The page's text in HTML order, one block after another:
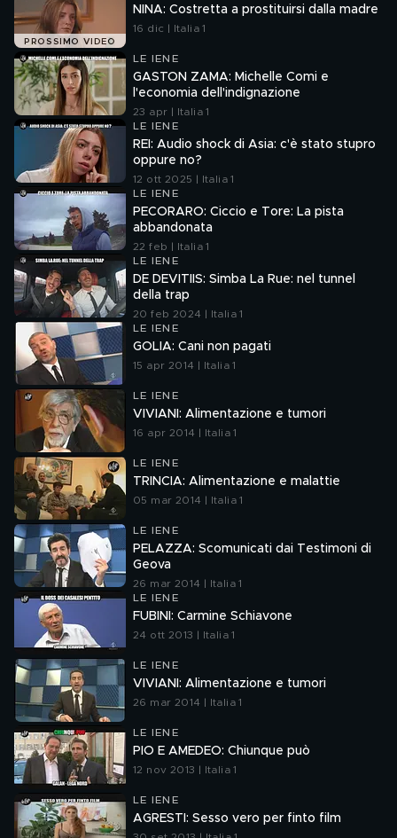
PROSSIMO VIDEO
NINA: Costretta a prostituirsi dalla madre
16 dic | Italia 1
LE IENE
GASTON ZAMA: Michelle Comi e
l'economia dell'indignazione
23 apr | Italia 1
LE IENE
REI: Audio shock di Asia: c'è stato stupro
oppure no?
12 ott 2025 | Italia 1
LE IENE
PECORARO: Ciccio e Tore: La pista
abbandonata
22 feb | Italia 1
LE IENE
DE DEVITIIS: Simba La Rue: nel tunnel
della trap
20 feb 2024 | Italia 1
LE IENE
GOLIA: Cani non pagati
15 apr 2014 | Italia 1
LE IENE
VIVIANI: Alimentazione e tumori
16 apr 2014 | Italia 1
LE IENE
TRINCIA: Alimentazione e malattie
05 mar 2014 | Italia 1
LE IENE
PELAZZA: Scomunicati dai Testimoni di
Geova
26 mar 2014 | Italia 1
LE IENE
FUBINI: Carmine Schiavone
24 ott 2013 | Italia 1
LE IENE
VIVIANI: Alimentazione e tumori
26 mar 2014 | Italia 1
LE IENE
PIO E AMEDEO: Chiunque può
12 nov 2013 | Italia 1
LE IENE
AGRESTI: Sesso vero per finto film